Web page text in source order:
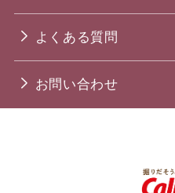
よくある質問
お問い合わせ